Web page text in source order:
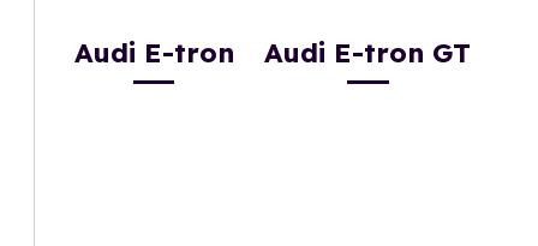
Audi E-tron Audi E-tron GT